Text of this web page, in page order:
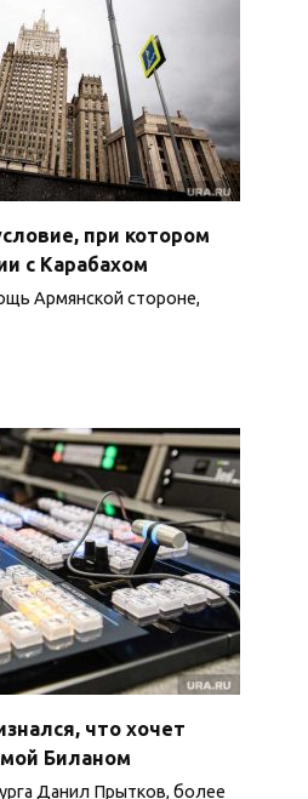
при котором
с Карабахом
Армянской стороне,
что хочет
Биланом
Данил Прытков, более